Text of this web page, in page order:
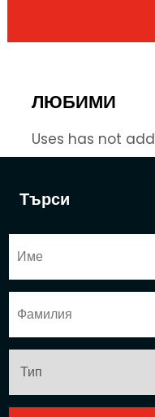
Търси
ЛЮБИМИ
Uses has not